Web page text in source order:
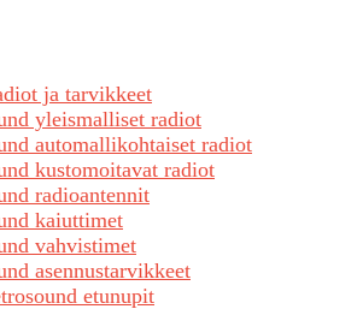
ja tarvikkeet
yleismalliset radiot
automallikohtaiset radiot
kustomoitavat radiot
radioantennit
kaiuttimet
vahvistimet
asennustarvikkeet
etunupit